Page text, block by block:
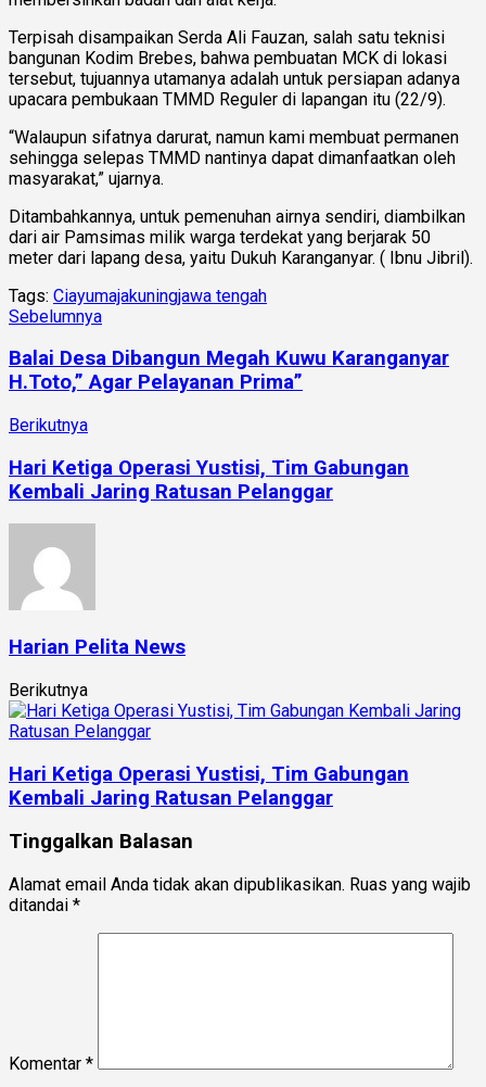
Terpisah disampaikan Serda Ali Fauzan, salah satu teknisi
bangunan Kodim Brebes, bahwa pembuatan MCK di lokasi
tersebut, tujuannya utamanya adalah untuk persiapan adanya
upacara pembukaan TMMD Reguler di lapangan itu (22/9).
“Walaupun sifatnya darurat, namun kami membuat permanen
sehingga selepas TMMD nantinya dapat dimanfaatkan oleh
masyarakat,” ujarnya.
Ditambahkannya, untuk pemenuhan airnya sendiri, diambilkan
dari air Pamsimas milik warga terdekat yang berjarak 50
meter dari lapang desa, yaitu Dukuh Karanganyar. ( Ibnu Jibril).
Tags: Ciayumajakuningjawa tengah
Sebelumnya
Balai Desa Dibangun Megah Kuwu Karanganyar
H.Toto,” Agar Pelayanan Prima”
Berikutnya
Hari Ketiga Operasi Yustisi, Tim Gabungan
Kembali Jaring Ratusan Pelanggar
Harian Pelita News
Berikutnya
Hari Ketiga Operasi Yustisi, Tim Gabungan
Kembali Jaring Ratusan Pelanggar
Tinggalkan Balasan
Alamat email Anda tidak akan dipublikasikan. Ruas yang wajib
ditandai *
Komentar *